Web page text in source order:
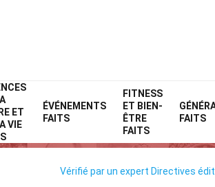
ET
VIE
ÉVÉNEMENTS
FAITS
FITNESS
ET BIEN-
ÊTRE
FAITS
FAITS
et sciences GénieFaits
Vérifié par un expert Directives